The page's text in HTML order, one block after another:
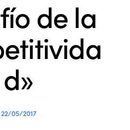
de la
d»
22/05/2017